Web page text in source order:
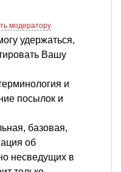
модератору
удержаться,
Вашу
и
посылок и
базовая,
об
несведущих в